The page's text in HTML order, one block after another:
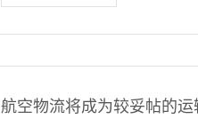
航空物流将成为较妥帖的运